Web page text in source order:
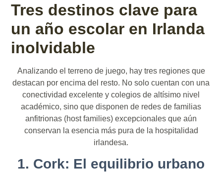
Tres destinos clave para
un año escolar en Irlanda
inolvidable
Analizando el terreno de juego, hay tres regiones que
destacan por encima del resto. No solo cuentan con una
conectividad excelente y colegios de altísimo nivel
académico, sino que disponen de redes de familias
anfitrionas (host families) excepcionales que aún
conservan la esencia más pura de la hospitalidad
irlandesa.
1. Cork: El equilibrio urbano